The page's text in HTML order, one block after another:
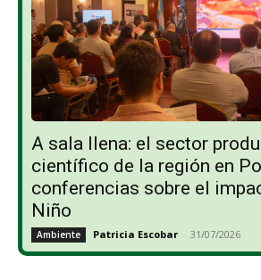
A sala llena: el sector
científico de la región en
conferencias sobre el
Niño
Ambiente Patricia Escobar - 31/07/2026